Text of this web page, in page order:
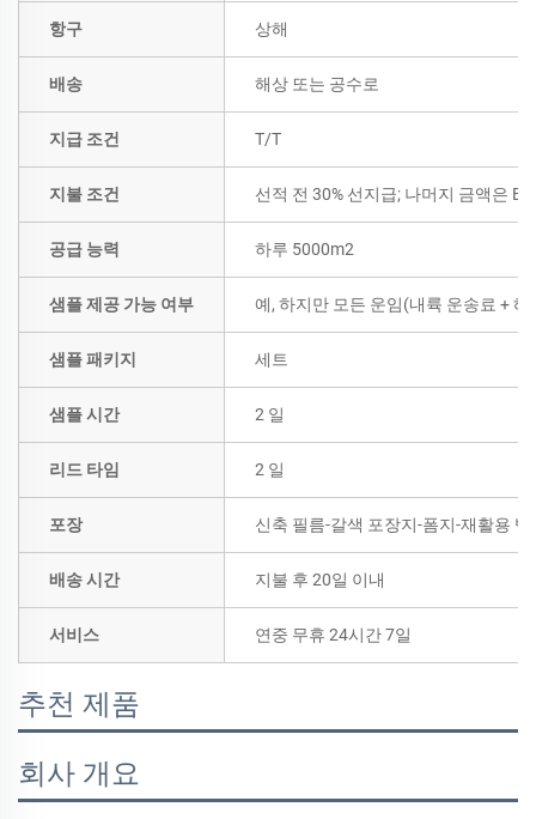
항구 상해
배송 해상 또는 공수로
지급 조건 T/T
지불 조건 선적 전 30% 선지급; 나머지 금액은
공급 능력 하루 5000m2
샘플 제공 가능 여부 예, 하지만 모든 운임(내륙 운송료 +
샘플 패키지 세트
샘플 시간 2 일
리드 타임 2 일
포장 신축 필름-갈색 포장지-폼지-재활용 벨
배송 시간 지불 후 20일 이내
서비스 연중 무휴 24시간 7일
추천 제품
회사 개요